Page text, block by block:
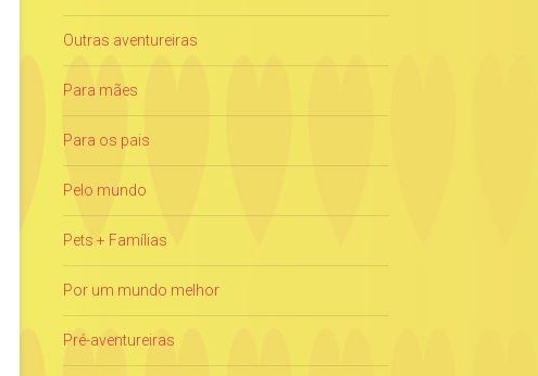
Outras aventureiras
Para mães
Para os pais
Pelo mundo
Pets + Famílias
Por um mundo melhor
Pré-aventureiras